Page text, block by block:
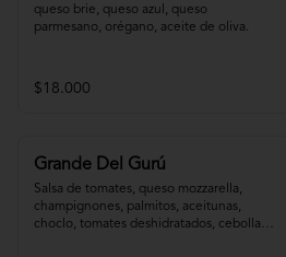
queso brie, queso azul, queso
parmesano, orégano, aceite de oliva.
$18.000
Grande Del Gurú
Salsa de tomates, queso mozzarella,
champignones, palmitos, aceitunas,
choclo, tomates deshidratados, cebolla